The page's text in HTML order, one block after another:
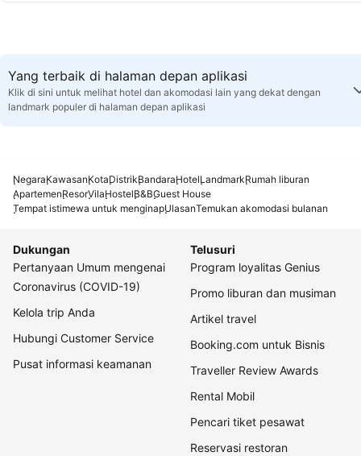
Yang terbaik di halaman depan aplikasi
Klik di sini untuk melihat hotel dan akomodasi lain yang dekat dengan
landmark populer di halaman depan aplikasi
NegaraKawasanKotaDistrikBandaraHotelLandmarkRumah liburan
ApartemenResorVilaHostelB&BGuest House
Tempat istimewa untuk menginapUlasanTemukan akomodasi bulanan
Dukungan
Pertanyaan Umum mengenai
Coronavirus (COVID-19)
Kelola trip Anda
Hubungi Customer Service
Pusat informasi keamanan
Telusuri
Program loyalitas Genius
Promo liburan dan musiman
Artikel travel
Booking.com untuk Bisnis
Traveller Review Awards
Rental Mobil
Pencari tiket pesawat
Reservasi restoran